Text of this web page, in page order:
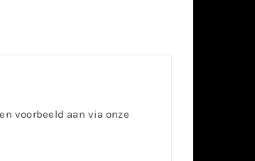
voorbeeld aan via onze